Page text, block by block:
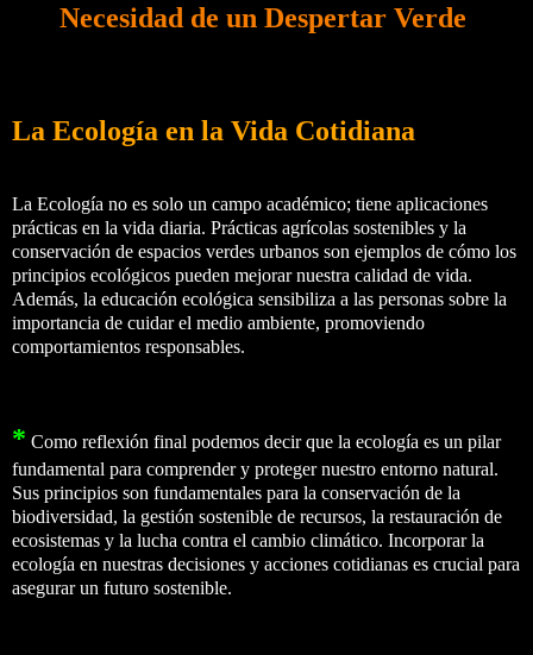
Necesidad de un Despertar Verde
La Ecología en la Vida Cotidiana
La Ecología no es solo un campo académico; tiene aplicaciones
prácticas en la vida diaria. Prácticas agrícolas sostenibles y la
conservación de espacios verdes urbanos son ejemplos de cómo los
principios ecológicos pueden mejorar nuestra calidad de vida.
Además, la educación ecológica sensibiliza a las personas sobre la
importancia de cuidar el medio ambiente, promoviendo
comportamientos responsables.
* Como reflexión final podemos decir que la ecología es un pilar
fundamental para comprender y proteger nuestro entorno natural.
Sus principios son fundamentales para la conservación de la
biodiversidad, la gestión sostenible de recursos, la restauración de
ecosistemas y la lucha contra el cambio climático. Incorporar la
ecología en nuestras decisiones y acciones cotidianas es crucial para
asegurar un futuro sostenible.